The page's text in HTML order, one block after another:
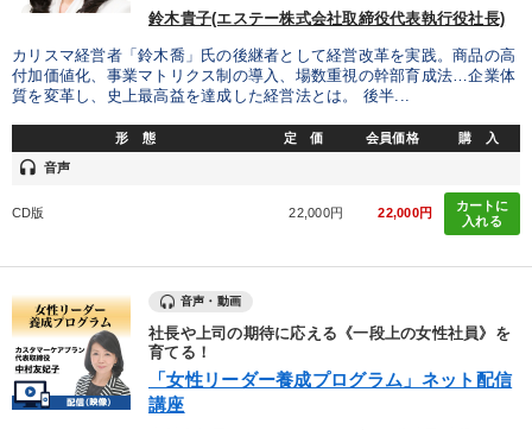
後継社長・アトツギ 音声と動画で学ぶ
組織・採用・スキル
マーケティング
製造業 卸売・小売・飲食業
IT・サービス・金融業
鈴木貴子(エステー株式会社取締役代表執行役社長)
カリスマ経営者「鈴木喬」氏の後継者として経営改革を実践。商品の高
付加価値化、事業マトリクス制の導入、場数重視の幹部育成法…企業体
質を変革し、史上最高益を達成した経営法とは。 後半...
形 態 定 価 会員価格 購 入
headset 音声
CD版 22,000円 22,000円
カートに
入れる
音声・動画
社長や上司の期待に応える《一段上の女性社員》を
育てる！
「女性リーダー養成プログラム」ネット配信
講座